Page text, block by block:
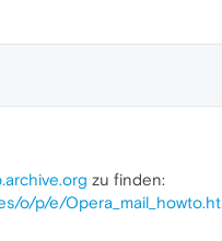
zu finden:
o/p/e/